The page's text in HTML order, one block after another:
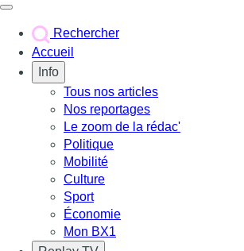
Rechercher
Accueil
Info
Tous nos articles
Nos reportages
Le zoom de la rédac'
Politique
Mobilité
Culture
Sport
Économie
Mon BX1